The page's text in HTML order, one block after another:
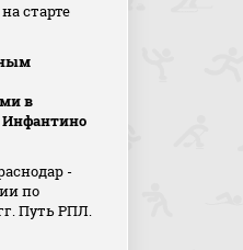
старте
в
Инфантино
-
по
Путь РПЛ.